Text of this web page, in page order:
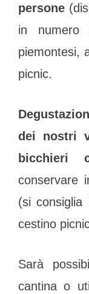
persone
in numero
piemontesi,
picnic.
dei nostri
bicchieri
conservare
(si consiglia
cestino
Sarà
cantina o